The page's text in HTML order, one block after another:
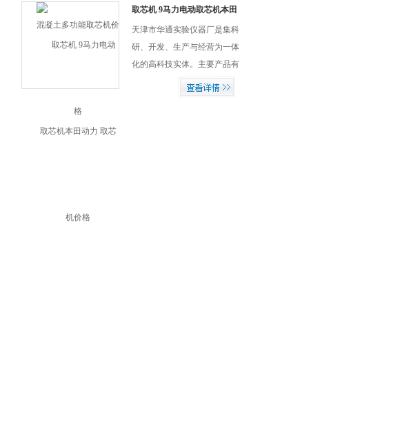
活、移动方便,钻孔取芯尺寸准
确,钻孔后表面光洁。
取芯机 9马力电动取芯机本田
动力 取芯机价格
天津市华通实验仪器厂是集科
研、开发、生产与经营为一体
化的高科技实体。主要产品有
混凝土水泥试验仪器、公路土